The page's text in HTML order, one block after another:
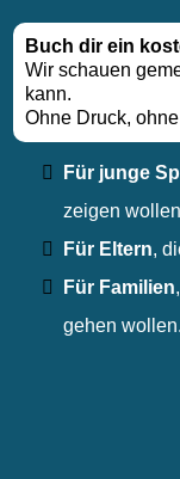
Buch dir ein
Wir schauen
kann.
Ohne Druck,
Für junge
zeigen
Für Eltern,
Für Familien,
gehen wollen.